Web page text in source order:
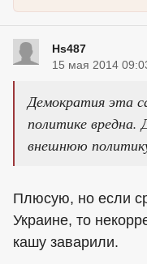
Hs487
15 мая 2014
Демократия эта
политике вредна.
внешнюю
Плюсую, но если
Украине, то
кашу заварили.